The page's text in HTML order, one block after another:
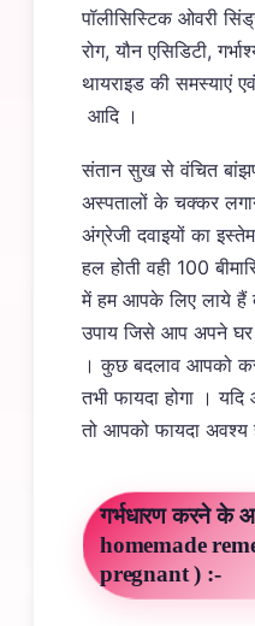
पॉलीसिस्टिक ओवरी
रोग, यौन एसिडिटी,
थायराइड की समस्याएं एवं
आदि ।
संतान सुख से वंचित
अस्पतालों के चक्कर
अंग्रेजी दवाइयों का
हल होती वही 100
में हम आपके लिए लाये हैं
उपाय जिसे आप अपने
। कुछ बदलाव आपको
तभी फायदा होगा ।
तो आपको फायदा अवश्य
गर्भधारण करने के
homemade
pregnant ) :-